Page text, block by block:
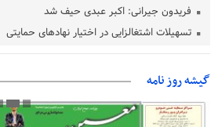
فریدون جیرانی: اکبر عبدی حیف شد
تسهیلات اشتغالزایی در اختیار نهادهای حمایتی
فدراسیون فوتبال با حضور قلعه‌نویی مشخص شد
دفتر رهبر انقلاب: مطالب خارج از مراجع رسمی
فاقد سندیت است
گیشه روز نامه